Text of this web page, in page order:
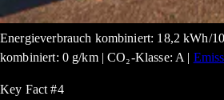
Energieverbrauch kombiniert: 18,2 kWh/
kombiniert: 0 g/km | CO₂-Klasse: A |
Key Fact #4